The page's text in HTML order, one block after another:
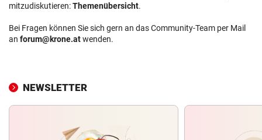
mitzudiskutieren:Themenübersicht.
Bei Fragen können Sie sich gern an das Community-Team per Mail
an forum@krone.atwenden.
NEWSLETTER